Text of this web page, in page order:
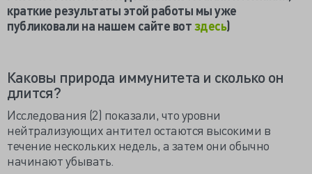
краткие результаты этой работы мы уже
публиковали на нашем сайте вотздесь)
Каковы природа иммунитета и сколько он
длится?
Исследования (2) показали, что уровни
нейтрализующих антител остаются высокими в
течение нескольких недель, а затем они обычно
начинают убывать.